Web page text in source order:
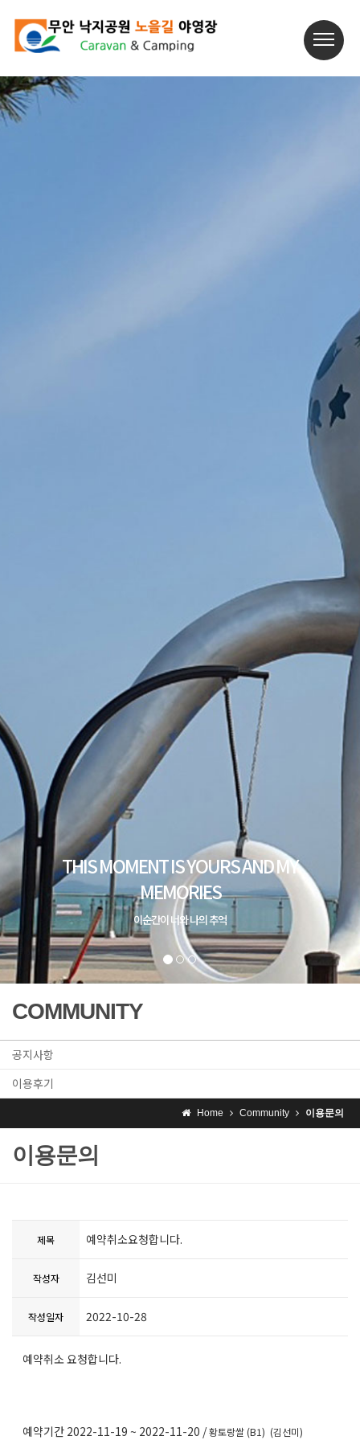
COMMUNITY
공지사항
이용후기
Home Community 이용문의
이용문의
제목 예약취소요청합니다.
작성자 김선미
작성일자 2022-10-28
예약취소 요청합니다.
예약기간 2022-11-19 ~ 2022-11-20 /황토랑쌀 (B1) (김선미)